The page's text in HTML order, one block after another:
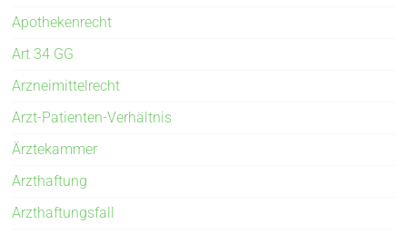
Apothekenrecht
Art 34 GG
Arzneimittelrecht
Arzt-Patienten-Verhältnis
Ärztekammer
Arzthaftung
Arzthaftungsfall